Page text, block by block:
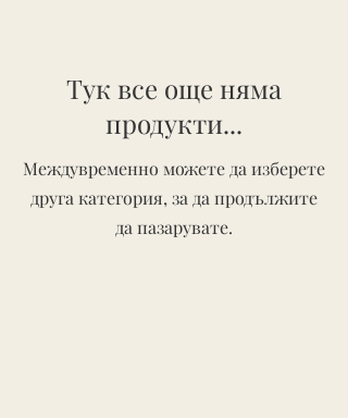
Тук все още няма
продукти...
Междувременно можете да изберете
друга категория, за да продължите
да пазарувате.